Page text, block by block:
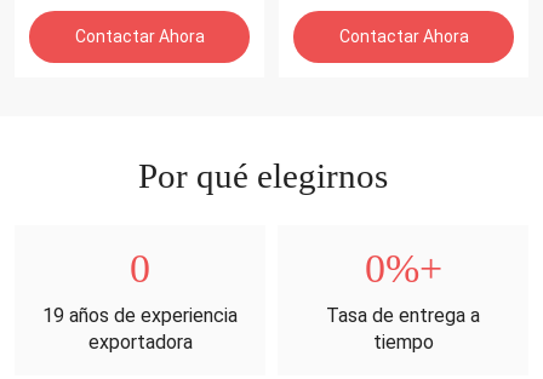
Contactar Ahora
resistente al agua
permanente para pintura
Contactar Ahora
Por qué elegirnos
0
19 años de experiencia
exportadora
0%+
Tasa de entrega a
tiempo